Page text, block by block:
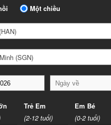
Một chiều
(SGN)
Trẻ Em
(2-12 tuổi)
Em Bé
(0-2 tuổi)